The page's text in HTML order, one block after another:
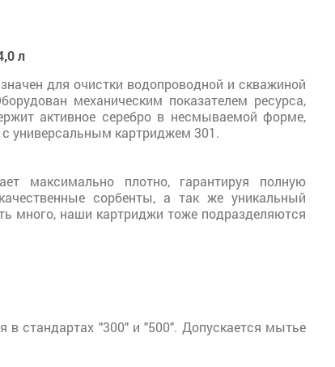
л
для очистки водопроводной и скважиной
механическим показателем ресурса,
активное серебро в несмываемой форме,
с универсальным картриджем 301.
максимально плотно, гарантируя полную
сорбенты, а так же уникальный
много, наши картриджи тоже подразделяются
стандартах "300" и "500". Допускается мытье